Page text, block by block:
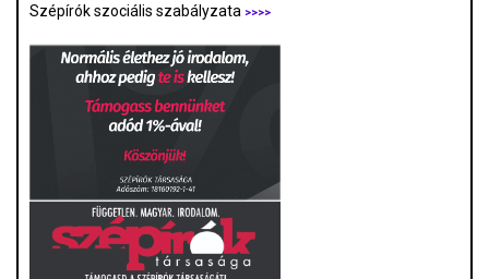
Szépírók szociális szabályzata >>>>